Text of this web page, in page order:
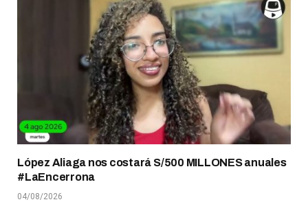
López Aliaga nos costará S/500 MILLONES anuales
#LaEncerrona
04/08/2026